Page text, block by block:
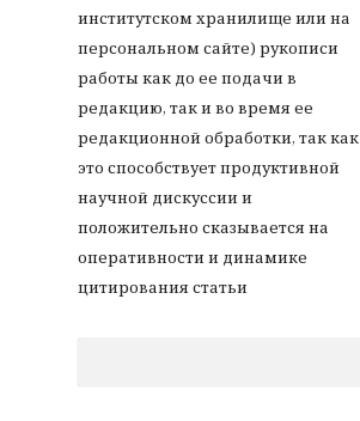
институтском хранилище или на
персональном сайте) рукописи
работы как до ее подачи в
редакцию, так и во время ее
редакционной обработки, так как
это способствует продуктивной
научной дискуссии и
положительно сказывается на
оперативности и динамике
цитирования статьи